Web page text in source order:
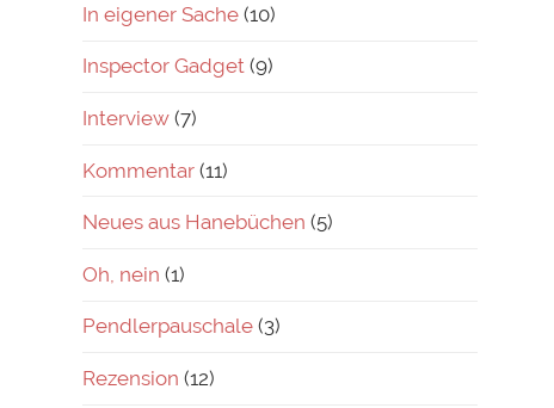
In eigener Sache (10)
Inspector Gadget (9)
Interview (7)
Kommentar (11)
Neues aus Hanebüchen (5)
Oh, nein (1)
Pendlerpauschale (3)
Rezension (12)